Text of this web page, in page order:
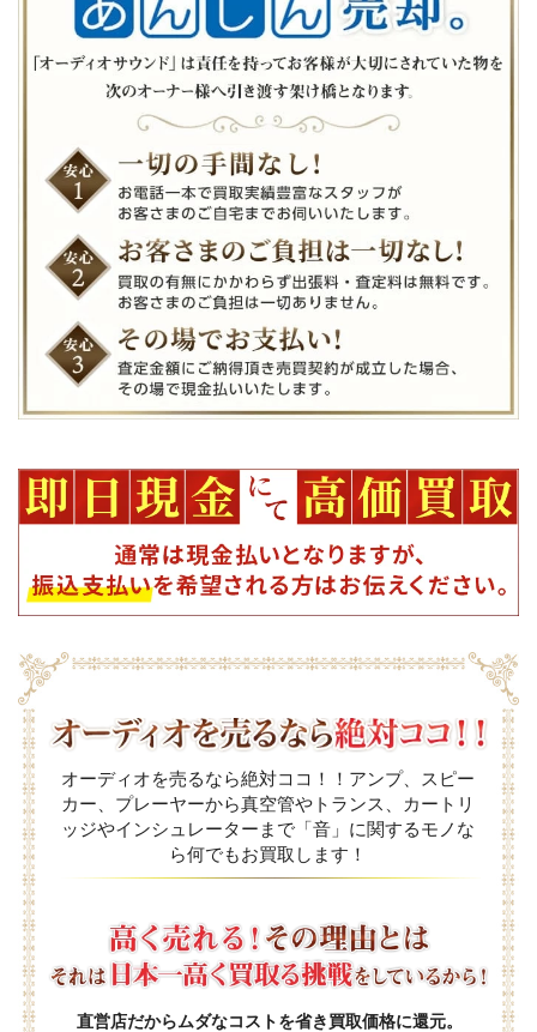
オーディオを売るなら絶対ココ！！アンプ、スピー
カー、プレーヤーから真空管やトランス、カートリ
ッジやインシュレーターまで「音」に関するモノな
ら何でもお買取します！
直営店だからムダなコストを省き買取価格に還元。